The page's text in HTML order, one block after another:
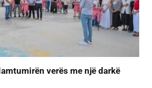
verës me një darkë